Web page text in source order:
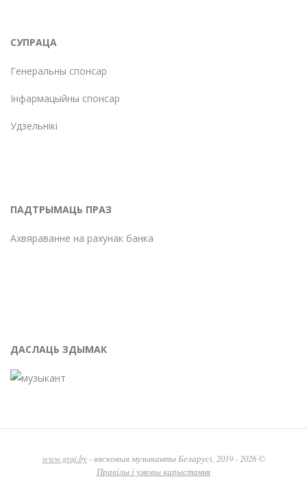
СУПРАЦА
Генеральны спонсар
Інфармацыйны спонсар
Удзельнікі
ПАДТРЫМАЦЬ ПРАЗ
Ахвяраванне на рахунак банка
ДАСЛАЦЬ ЗДЫМАК
www.graj.by- вясковыя музыканты Беларусі, 2019 - 2026 ©
Правілы і умовы карыстання